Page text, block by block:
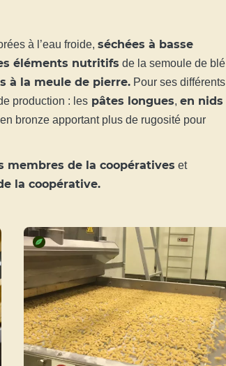
à l’eau froide,séchées à basse
éléments nutritifs de la semoule de blé
à la meule de pierre. Pour ses différents
production : les pâtes longues,en nids
bronze apportant plus de rugosité pour
membres de la coopératives et
la coopérative.